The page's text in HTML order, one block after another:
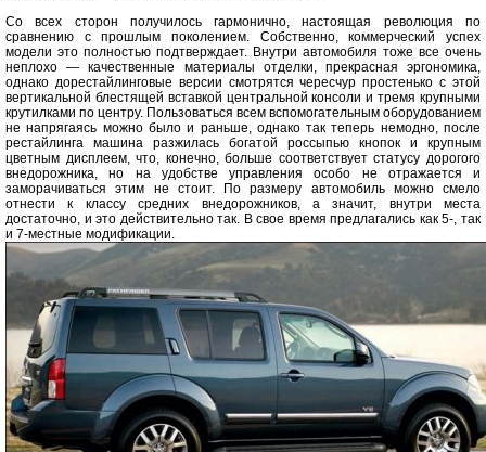
Со всех сторон получилось гармонично, настоящая революция по
сравнению с прошлым поколением. Собственно, коммерческий успех
модели это полностью подтверждает. Внутри автомобиля тоже все очень
неплохо — качественные материалы отделки, прекрасная эргономика,
однако дорестайлинговые версии смотрятся чересчур простенько с этой
вертикальной блестящей вставкой центральной консоли и тремя крупными
крутилками по центру. Пользоваться всем вспомогательным оборудованием
не напрягаясь можно было и раньше, однако так теперь немодно, после
рестайлинга машина разжилась богатой россыпью кнопок и крупным
цветным дисплеем, что, конечно, больше соответствует статусу дорогого
внедорожника, но на удобстве управления особо не отражается и
заморачиваться этим не стоит. По размеру автомобиль можно смело
отнести к классу средних внедорожников, а значит, внутри места
достаточно, и это действительно так. В свое время предлагались как 5-, так
и 7-местные модификации.